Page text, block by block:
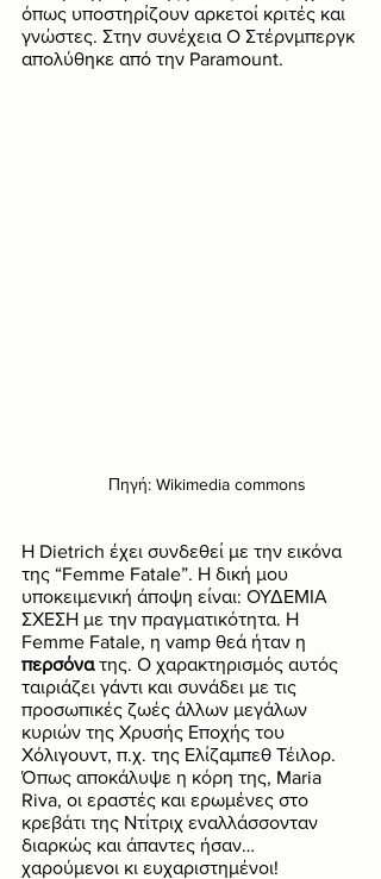
όπως υποστηρίζουν αρκετοί κριτές και
γνώστες. Στην συνέχεια Ο Στέρνμπεργκ
απολύθηκε από την Paramount.
Πηγή: Wikimedia commons
Η Dietrich έχει συνδεθεί με την εικόνα
της “Femme Fatale”. Η δική μου
υποκειμενική άποψη είναι: ΟΥΔΕΜΙΑ
ΣΧΕΣΗ με την πραγματικότητα. Η
Femme Fatale, η vamp θεά ήταν η
περσόνα της. Ο χαρακτηρισμός αυτός
ταιριάζει γάντι και συνάδει με τις
προσωπικές ζωές άλλων μεγάλων
κυριών της Χρυσής Εποχής του
Χόλιγουντ, π.χ. της Ελίζαμπεθ Τέιλορ.
Όπως αποκάλυψε η κόρη της, Maria
Riva, οι εραστές και ερωμένες στο
κρεβάτι της Ντίτριχ εναλλάσσονταν
διαρκώς και άπαντες ήσαν…
χαρούμενοι κι ευχαριστημένοι!